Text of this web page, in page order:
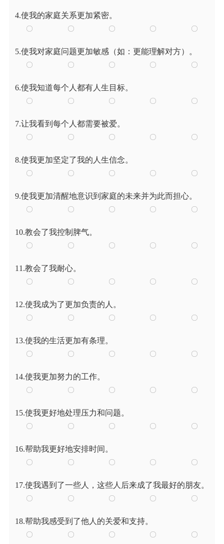
4.使我的家庭关系更加紧密。
5.使我对家庭问题更加敏感（如：更能理解对方）。
6.使我知道每个人都有人生目标。
7.让我看到每个人都需要被爱。
8.使我更加坚定了我的人生信念。
9.使我更加清醒地意识到家庭的未来并为此而担心。
10.教会了我控制脾气。
11.教会了我耐心。
12.使我成为了更加负责的人。
13.使我的生活更加有条理。
14.使我更加努力的工作。
15.使我更好地处理压力和问题。
16.帮助我更好地安排时间。
17.使我遇到了一些人，这些人后来成了我最好的朋友。
18.帮助我感受到了他人的关爱和支持。